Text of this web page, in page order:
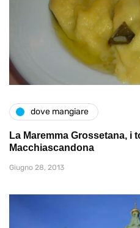
dove mangiare
La Maremma Grossetana, i
Macchiascandona
Giugno 28, 2013